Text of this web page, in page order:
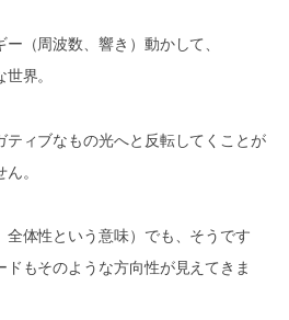
（周波数、響き）動かして、
界。
ィブなもの光へと反転してくことが
。
全体性という意味）でも、そうです
ドもそのような方向性が見えてきま